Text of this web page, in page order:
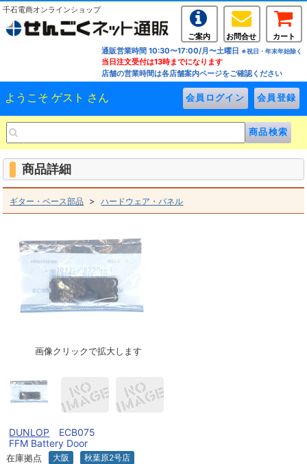
千石電商オンラインショップ
ご案内 お問合せ
カート
通販営業時間 10:30〜17:00/月〜土曜日 ※祝日・年末年始除く
当日注文受付は13時までになります
店舗の営業時間は各店舗案内ページをご確認ください
ようこそ ゲスト さん
商品詳細
ギター・ベース部品 >ハードウェア・パネル
画像クリックで拡大します
DUNLOP ECB075
FFM Battery Door
在庫拠点 大阪 秋葉原2号店